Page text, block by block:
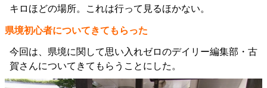
キロほどの場所。これは行って見るほかない。
県境初心者についてきてもらった
今回は、県境に関して思い入れゼロのデイリー編集部・古
賀さんについてきてもらうことにした。